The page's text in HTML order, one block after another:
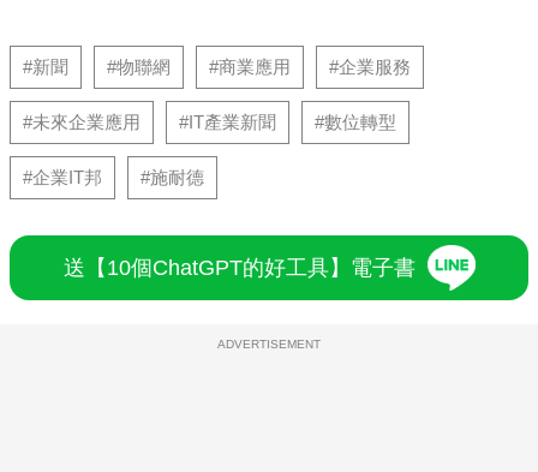
#新聞 #物聯網 #商業應用 #企業服務
#未來企業應用 #IT產業新聞 #數位轉型
#企業IT邦 #施耐德
送【10個ChatGPT的好工具】電子書
ADVERTISEMENT